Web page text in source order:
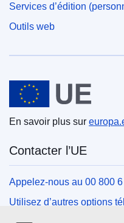
Services d’édition
Outils web
Union européenne
En savoir plus sur
Contacter l’UE
Appelez-nous au 00 800
Utilisez d’autres options